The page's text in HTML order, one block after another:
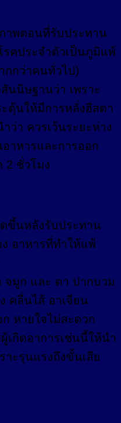
าพตอนที่รับประทาน
คประจำตัวเป็นภูมิแพ้
กกว่าคนทั่วไป)
นนิษฐานว่า เพราะ
ตุ้นให้มีการหลั่งฮีสตา
า ควรเว้นระยะห่าง
าหารและการออก
2 ชั่วโมง
ขึ้นหลังรับประทาน
อาหารที่ทำให้แพ้
มูก และ ตา ปากบวม
คลื่นไส้ อาเจียน
หายใจไม่สะดวก
เกิดอาการเช่นนี้ให้นำ
าะรุนแรงถึงขั้นเสีย